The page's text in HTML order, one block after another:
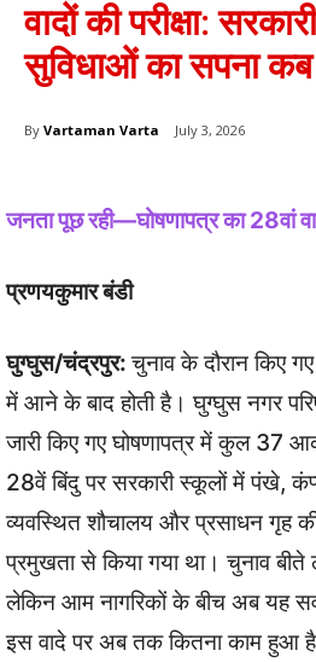
वादों की परीक्षा:
सुविधाओं का सपना कब
By Vartaman Varta July 3, 2026
जनता पूछ रही—घोषणापत्र का 28वां
प्रणयकुमार बंडी
घुग्घुस/चंद्रपुर:चुनाव के दौरान किए गए
में आने के बाद होती है। घुग्घुस नगर
जारी किए गए घोषणापत्र में कुल 37
28वें बिंदु पर सरकारी स्कूलों में पंखे,
व्यवस्थित शौचालय और प्रसाधन गृह
प्रमुखता से किया गया था। चुनाव
लेकिन आम नागरिकों के बीच अब यह
इस वादे पर अब तक कितना काम हुआ